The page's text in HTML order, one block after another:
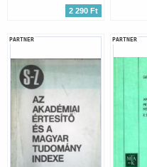
2 290 Ft
PARTNER PARTNER